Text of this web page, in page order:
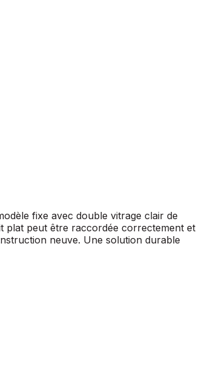
fixe avec double vitrage clair de
plat peut être raccordée correctement et
neuve. Une solution durable